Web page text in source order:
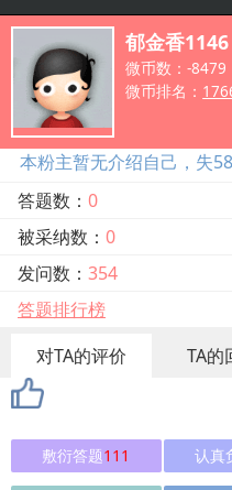
郁金香1146
微币数：-8479
微币排名：
本粉主暂无介绍自己，失
答题数： 0
被采纳数： 0
发问数： 354
答题排行榜
对TA的评价
TA的
敷衍答题111 认真